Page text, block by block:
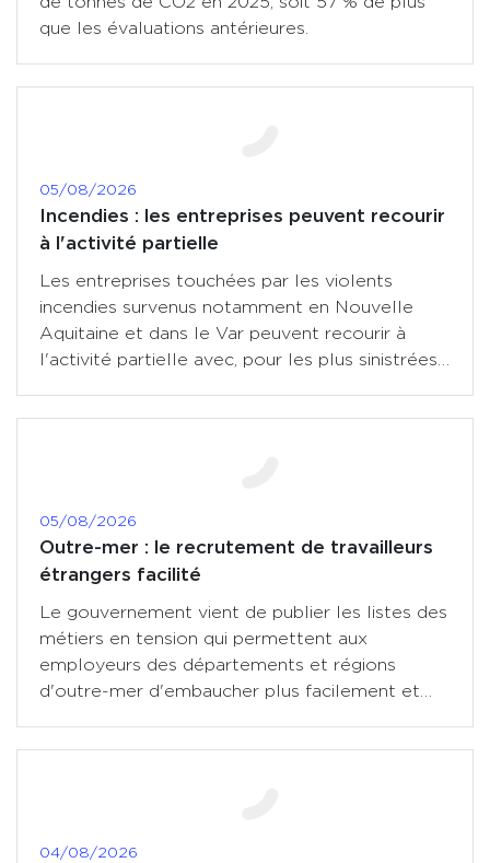
que les évaluations antérieures.
Incendies : les entreprises peuvent recourir
à l'activité partielle
05/08/2026
Les entreprises touchées par les violents
incendies survenus notamment en Nouvelle
Aquitaine et dans le Var peuvent recourir à
l'activité partielle avec, pour les plus sinistrées,
Outre-mer : le recrutement de travailleurs
étrangers facilité
05/08/2026
Le gouvernement vient de publier les listes des
métiers en tension qui permettent aux
employeurs des départements et régions
d'outre-mer d'embaucher plus facilement et
04/08/2026